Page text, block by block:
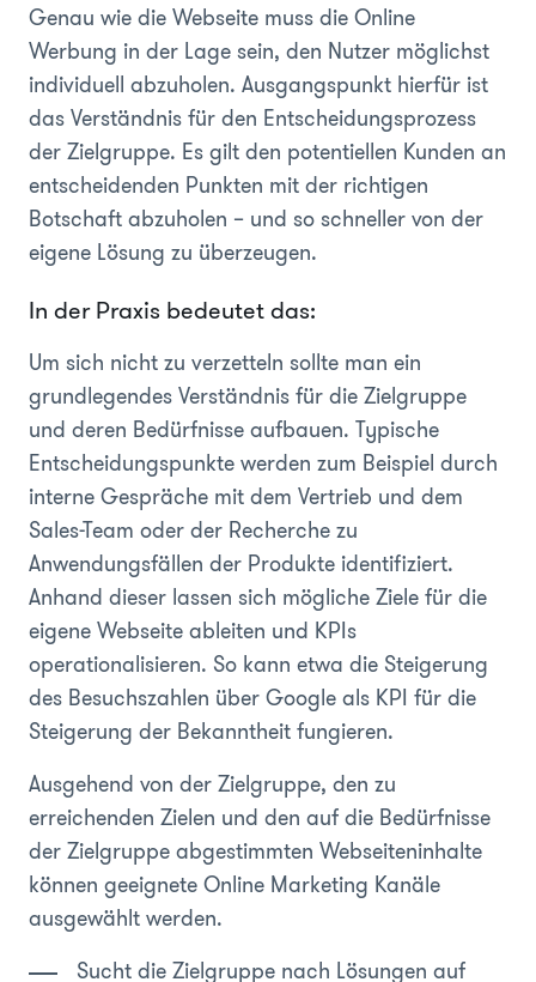
Genau wie die Webseite muss die Online
Werbung in der Lage sein, den Nutzer möglichst
individuell abzuholen. Ausgangspunkt hierfür ist
das Verständnis für den Entscheidungsprozess
der Zielgruppe. Es gilt den potentiellen Kunden an
entscheidenden Punkten mit der richtigen
Botschaft abzuholen – und so schneller von der
eigene Lösung zu überzeugen.
In der Praxis bedeutet das:
Um sich nicht zu verzetteln sollte man ein
grundlegendes Verständnis für die Zielgruppe
und deren Bedürfnisse aufbauen. Typische
Entscheidungspunkte werden zum Beispiel durch
interne Gespräche mit dem Vertrieb und dem
Sales-Team oder der Recherche zu
Anwendungsfällen der Produkte identifiziert.
Anhand dieser lassen sich mögliche Ziele für die
eigene Webseite ableiten und KPIs
operationalisieren. So kann etwa die Steigerung
des Besuchszahlen über Google als KPI für die
Steigerung der Bekanntheit fungieren.
Ausgehend von der Zielgruppe, den zu
erreichenden Zielen und den auf die Bedürfnisse
der Zielgruppe abgestimmten Webseiteninhalte
können geeignete Online Marketing Kanäle
ausgewählt werden.
Sucht die Zielgruppe nach Lösungen auf